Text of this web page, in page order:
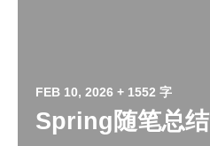
FEB 10, 2026 + 1552 字
Spring随笔总结